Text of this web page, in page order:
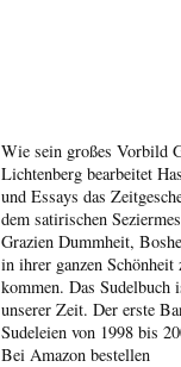
Wie sein großes Vorbild
Lichtenberg bearbeitet
und Essays das
dem satirischen
Grazien Dummheit,
in ihrer ganzen Schönheit
kommen. Das Sudelbuch
unserer Zeit. Der erste
Sudeleien von 1998 bis
Bei Amazon bestellen